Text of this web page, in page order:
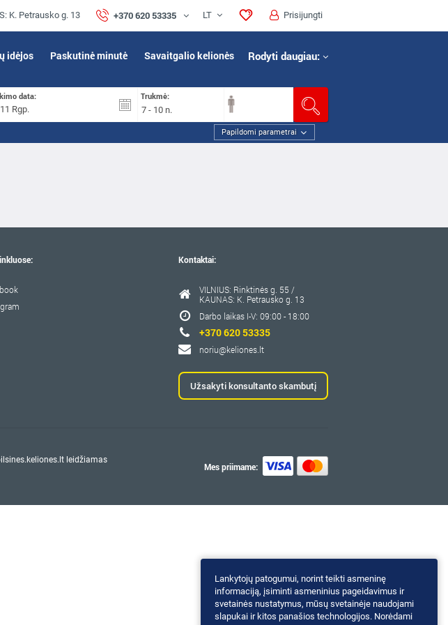
K. Petrausko g. 13 +370 620 53335 LT Prisijungti
idėjos Paskutinė minutė Savaitgalio kelionės Rodyti daugiau:
data:
Trukmė:
7 - 10 n.
Papildomi parametrai
Kontaktai:
VILNIUS: Rinktinės g. 55 /
KAUNAS: K. Petrausko g. 13
Darbo laikas I-V: 09:00 - 18:00
+370 620 53335
noriu@keliones.lt
Užsakyti konsultanto skambutį
leidžiamas
Mes priimame:
Lankytojų patogumui, norint teikti asmeninę
informaciją, įsiminti asmeninius pageidavimus ir
svetainės nustatymus, mūsų svetainėje naudojami
slapukai ir kitos panašios technologijos. Norėdami